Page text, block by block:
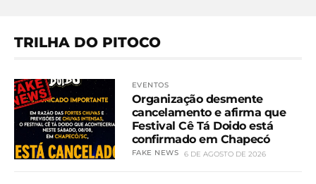
TRILHA DO PITOCO
EVENTOS
Organização desmente
cancelamento e afirma que
Festival Cê Tá Doido está
confirmado em Chapecó
FAKE NEWS 6 DE AGOSTO DE 2026